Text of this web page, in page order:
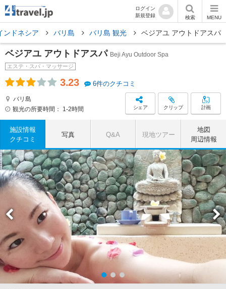
ログイン
新規登録
検索 MENU
ンドネシア バリ島 バリ島 観光 ベジアユ アウトドアスパ
ベジアユ アウトドアスパ Beji Ayu Outdoor Spa
エステ・スパ・マッサージ
3.23 6件のクチコミ
バリ島
観光の所要時間：
1-2時間 シェア クリップ 計画
施設情報
クチコミ
写真 Q&A 現地ツアー
地図
周辺情報